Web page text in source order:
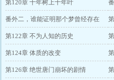
第120章 十年树上十年叶
番外二，谁能证明那个梦曾经存在
过？
第122章 不为人知的历史
第124章 体质的改变
第126章 绝世唐门崩坏的剧情